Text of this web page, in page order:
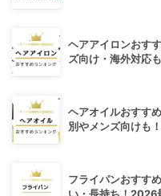
ヘアアイロンおす
ズ向け・海外対応
ヘアオイルおすす
別やメンズ向けも！
フライパンおすす